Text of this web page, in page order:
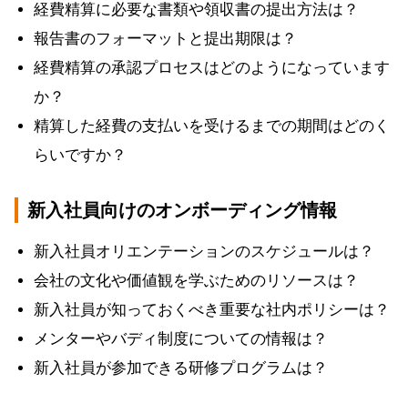
経費精算に必要な書類や領収書の提出方法は？
報告書のフォーマットと提出期限は？
経費精算の承認プロセスはどのようになっています
か？
精算した経費の支払いを受けるまでの期間はどのく
らいですか？
新入社員向けのオンボーディング情報
新入社員オリエンテーションのスケジュールは？
会社の文化や価値観を学ぶためのリソースは？
新入社員が知っておくべき重要な社内ポリシーは？
メンターやバディ制度についての情報は？
新入社員が参加できる研修プログラムは？